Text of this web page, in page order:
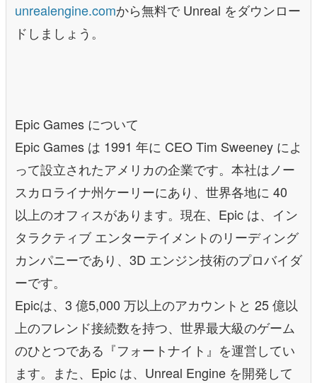
unrealengine.comから無料で Unreal をダウンロー
ドしましょう。
Epic Games について
Epic Games は 1991 年に CEO Tim Sweeney によ
って設立されたアメリカの企業です。本社はノー
スカロライナ州ケーリーにあり、世界各地に 40
以上のオフィスがあります。現在、Epic は、イン
タラクティブ エンターテイメントのリーディング
カンパニーであり、3D エンジン技術のプロバイダ
ーです。
Epicは、3 億5,000 万以上のアカウントと 25 億以
上のフレンド接続数を持つ、世界最大級のゲーム
のひとつである『フォートナイト』を運営してい
ます。また、Epic は、Unreal Engine を開発して